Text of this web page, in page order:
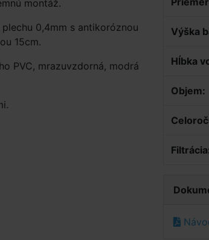
montáž.
0,4mm s antikoróznou
15cm.
PVC, mrazuvzdorná, modrá
Výška
Hĺbka
Objem: